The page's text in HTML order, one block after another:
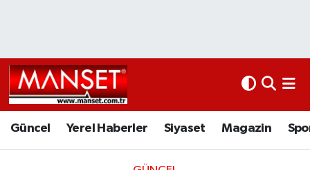
Güncel Yerel Haberler Siyaset Magazin
Kültür Sanat
Magazin
Yerel Haberler
Siyaset
Hava Durumu
Namaz Vakitleri